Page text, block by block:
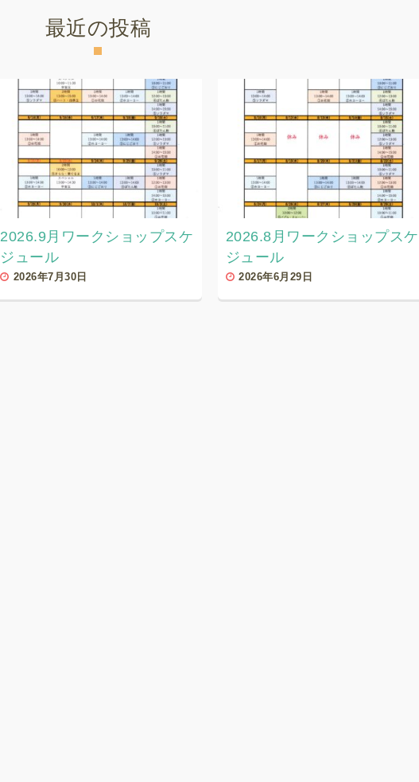
最近の投稿
2026.9月ワークショップスケ
ジュール
2026年7月30日
2026.8月ワークショップスケ
ジュール
2026年6月29日